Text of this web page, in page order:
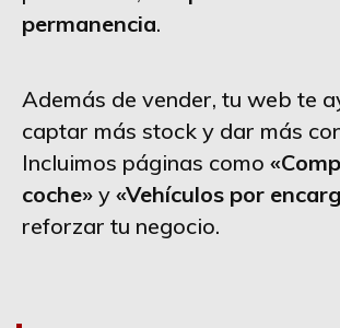
permanencia.
Además de vender, tu web te
captar más stock y dar más
Incluimos páginas como
coche» y «Vehículos por
reforzar tu negocio.